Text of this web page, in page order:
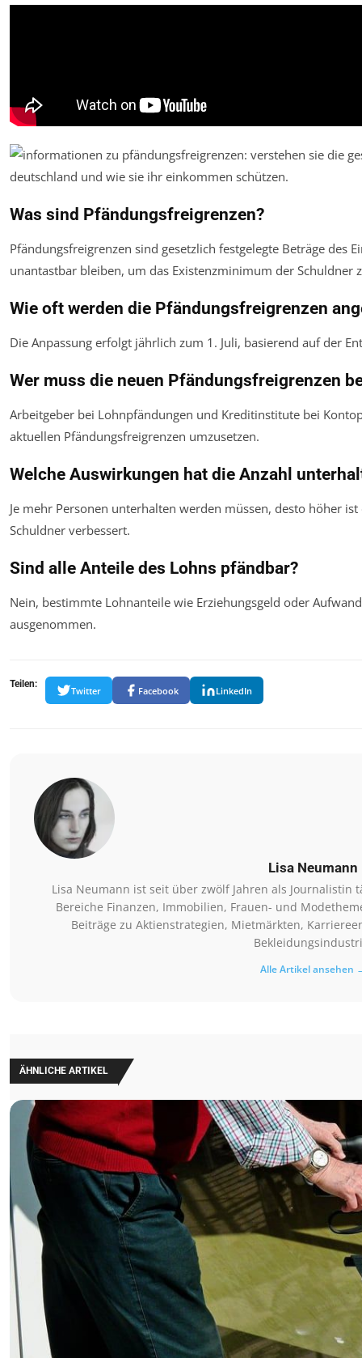
Was sind Pfändungsfreigrenzen?
Pfändungsfreigrenzen sind gesetzlich festgelegte Beträge des
unantastbar bleiben, um das Existenzminimum der Schuldner
Wie oft werden die Pfändungsfreigrenzen
Die Anpassung erfolgt jährlich zum 1. Juli, basierend auf der
Wer muss die neuen Pfändungsfreigrenzen
Arbeitgeber bei Lohnpfändungen und Kreditinstitute bei
aktuellen Pfändungsfreigrenzen umzusetzen.
Welche Auswirkungen hat die Anzahl
Je mehr Personen unterhalten werden müssen, desto höher
Schuldner verbessert.
Sind alle Anteile des Lohns pfändbar?
Nein, bestimmte Lohnanteile wie Erziehungsgeld oder
ausgenommen.
Teilen:
Twitter Facebook LinkedIn
Lisa Neumann
Lisa Neumann ist seit über zwölf Jahren als
Bereiche Finanzen, Immobilien, Frauen- und
Beiträge zu Aktienstrategien, Mietmärkten,
Alle Artikel ansehen
ÄHNLICHE ARTIKEL